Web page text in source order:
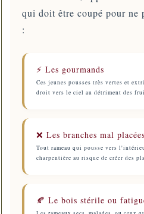
qui doit être coupé pour ne
:
⚡ Les gourmands
Ces jeunes pousses très vertes et
droit vers le ciel au détriment des
❌ Les branches mal placées
Tout rameau qui pousse vers
charpentière au risque de créer des
🍂 Le bois stérile ou